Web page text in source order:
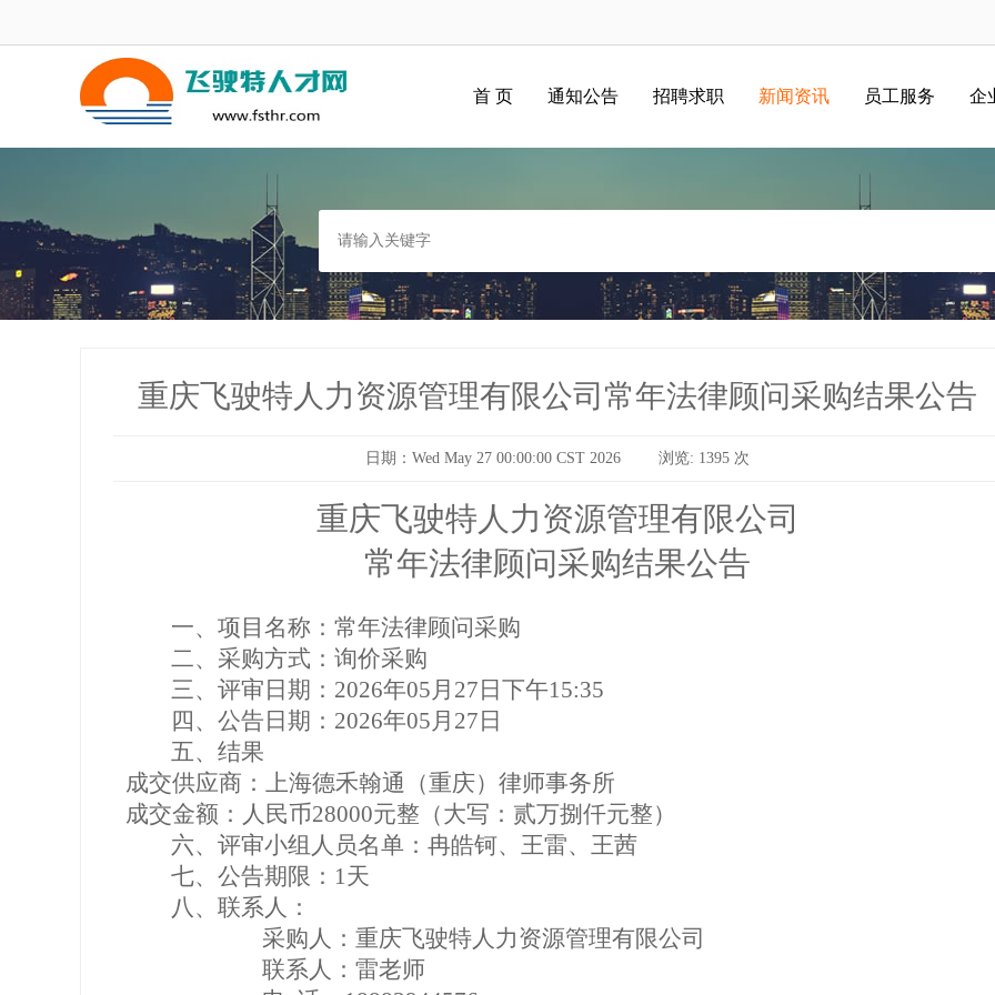
首 页 通知公告 招聘求职 新闻资讯 员工服务 企
重庆飞驶特人力资源管理有限公司常年法律顾问采购结果公告
日期：Wed May 27 00:00:00 CST 2026 浏览: 1395 次
重庆飞驶特人力资源管理有限公司
常年法律顾问采购结果公告
一、 项目名称 ： 常年法律顾问采购
二、 采购方式 ：询价采购
三、 评审日期 ： 2026年05月 27 日 下午15:35
四、 公告日期 ： 2026年05月 27 日
五、 结果
成交供应商： 上海德禾翰通（重庆）律师事务所
成交金额：人民币28000元整（大写： 贰万捌仟元整）
六、 评审小组人员名单 ： 冉皓钶、 王雷、 王茜
七、 公告期限 ： 1天
八、 联系人 ：
采购人 ：重庆飞驶特人力资源管理有限公司
联系人 ： 雷老师